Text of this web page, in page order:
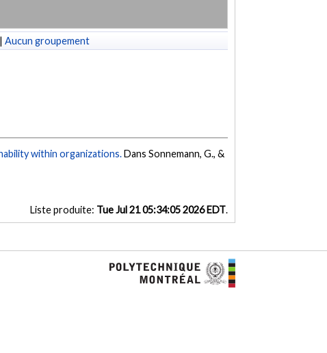
| Aucun groupement
within organizations.Dans Sonnemann, G., &
Liste produite: Tue Jul 21 05:34:05 2026 EDT.